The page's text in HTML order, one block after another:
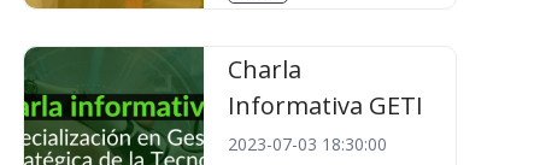
Charla
Informativa GETI
2023-07-03 18:30:00